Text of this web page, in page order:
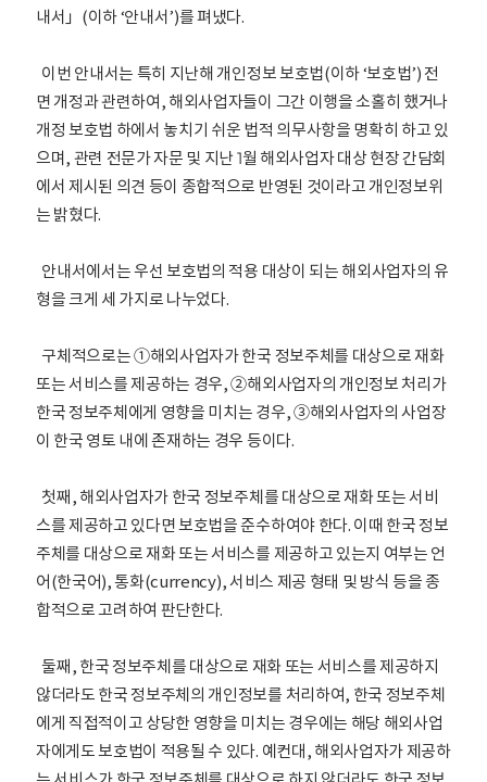
내서」(이하 ‘안내서’)를 펴냈다.
이번 안내서는 특히 지난해 개인정보 보호법(이하 ‘보호법’) 전
면 개정과 관련하여, 해외사업자들이 그간 이행을 소홀히 했거나
개정 보호법 하에서 놓치기 쉬운 법적 의무사항을 명확히 하고 있
으며, 관련 전문가 자문 및 지난 1월 해외사업자 대상 현장 간담회
에서 제시된 의견 등이 종합적으로 반영된 것이라고 개인정보위
는 밝혔다.
안내서에서는 우선 보호법의 적용 대상이 되는 해외사업자의 유
형을 크게 세 가지로 나누었다.
구체적으로는 ①해외사업자가 한국 정보주체를 대상으로 재화
또는 서비스를 제공하는 경우, ②해외사업자의 개인정보 처리가
한국 정보주체에게 영향을 미치는 경우, ③해외사업자의 사업장
이 한국 영토 내에 존재하는 경우 등이다.
첫째, 해외사업자가 한국 정보주체를 대상으로 재화 또는 서비
스를 제공하고 있다면 보호법을 준수하여야 한다. 이때 한국 정보
주체를 대상으로 재화 또는 서비스를 제공하고 있는지 여부는 언
어(한국어), 통화(currency), 서비스 제공 형태 및 방식 등을 종
합적으로 고려하여 판단한다.
둘째, 한국 정보주체를 대상으로 재화 또는 서비스를 제공하지
않더라도 한국 정보주체의 개인정보를 처리하여, 한국 정보주체
에게 직접적이고 상당한 영향을 미치는 경우에는 해당 해외사업
자에게도 보호법이 적용될 수 있다. 예컨대, 해외사업자가 제공하